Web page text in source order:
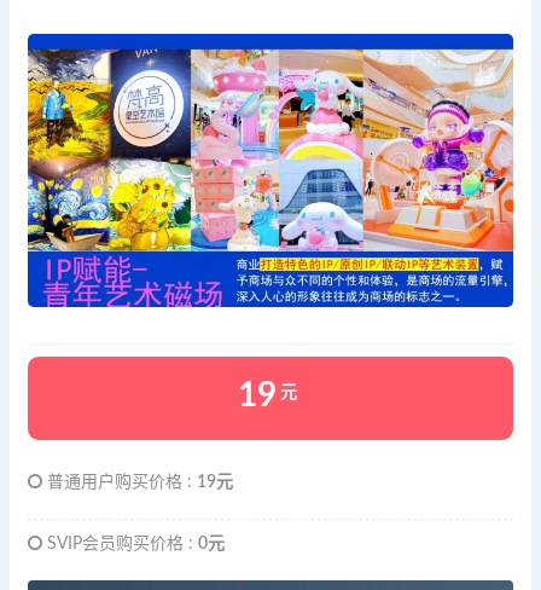
19 元
普通用户购买价格 : 19元
SVIP会员购买价格 : 0元